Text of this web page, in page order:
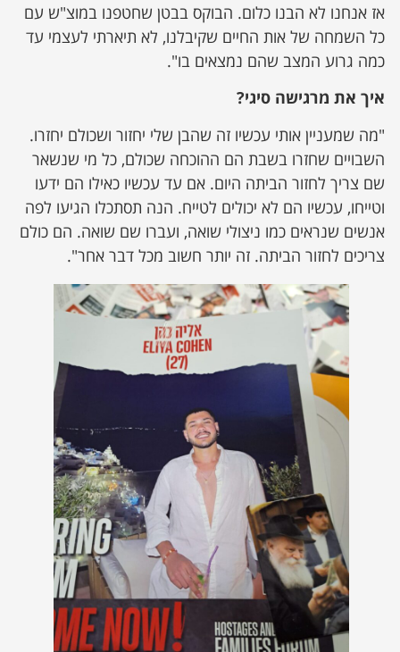
אז אנחנו לא הבנו כלום. הבוקס בבטן שחטפנו במוצ"ש עם
כל השמחה של אות החיים שקיבלנו, לא תיארתי לעצמי עד
כמה גרוע המצב שהם נמצאים בו".
איך את מרגישה סיגי?
"מה שמעניין אותי עכשיו זה שהבן שלי יחזור ושכולם יחזרו.
השבויים שחזרו בשבת הם ההוכחה שכולם, כל מי שנשאר
שם צריך לחזור הביתה היום. אם עד עכשיו כאילו הם ידעו
וטייחו, עכשיו הם לא יכולים לטייח. הנה תסתכלו הגיעו לפה
אנשים שנראים כמו ניצולי שואה, ועברו שם שואה. הם כולם
צריכים לחזור הביתה. זה יותר חשוב מכל דבר אחר".